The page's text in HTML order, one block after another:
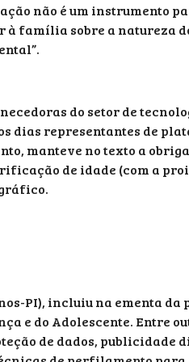
não é um instrumento
à família sobre a natureza
do setor de
dias representantes de
manteve no texto a
de idade (com a
PI), incluiu na ementa da
e do Adolescente. Entre
de dados, publicidade